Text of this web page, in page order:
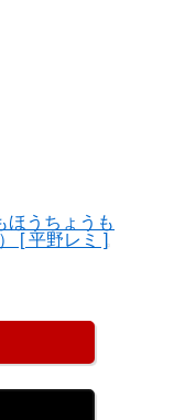
ほうちょうも
[ 平野レミ ]